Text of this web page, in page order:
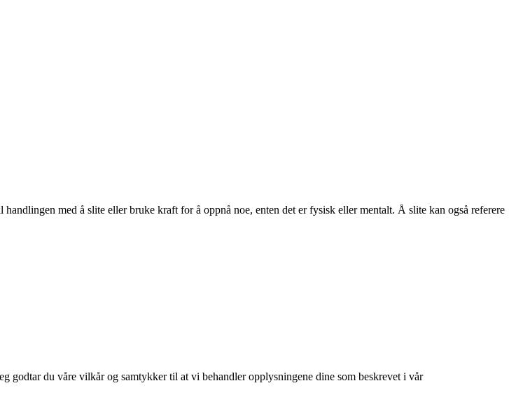
med å slite eller bruke kraft for å oppnå noe, enten det er fysisk eller mentalt. Å slite kan også referere
du våre vilkår og samtykker til at vi behandler opplysningene dine som beskrevet i vår